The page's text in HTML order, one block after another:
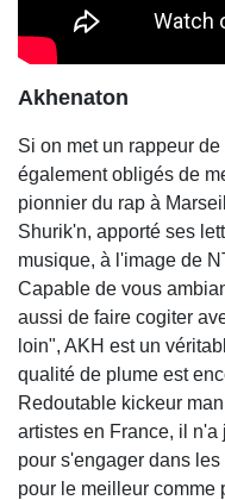
Akhenaton
Si on met un rappeur
également obligés de
pionnier du rap à
Shurik'n, apporté ses
musique, à l'image de
Capable de vous
aussi de faire cogiter
loin", AKH est un
qualité de plume est
Redoutable kickeur
artistes en France, il
pour s'engager dans
pour le meilleur comme